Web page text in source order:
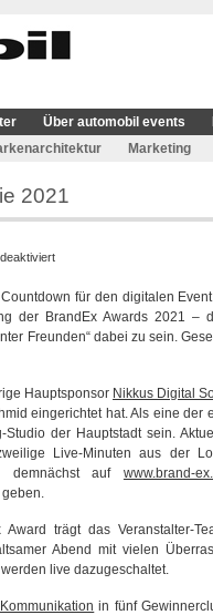
Über automobil events
Marketing
2021
für
für
BrandEx
Awardzeremonie
für den digitalen
der BrandEx Awards 2021 –
Freunden“ dabei zu sein.
Hauptsponsor Nikkus Digital
eingerichtet hat. Als eine der
der Hauptstadt sein.
Live-Minuten aus der
demnächst auf www.brand-
trägt das Veranstalter-
Abend mit vielen
live dazugeschaltet.
in fünf